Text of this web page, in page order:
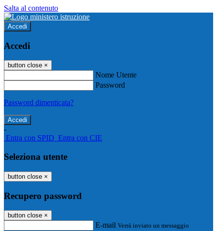
Salta al contenuto
Accedi
Accedi
button close ×
Nome Utente
Password
Password dimenticata?
-
Entra con SPID Entra con CIE
Seleziona utente
button close ×
Recupero password
button close ×
E-mail Verrà inviato un messaggio